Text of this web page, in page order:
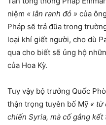
niệm « lằn ranh đỏ » của
Pháp sẽ trả đũa trong
loại khí giết người, cho dù
qua cho biết sẽ ủng hộ
của Hoa Kỳ.
Tuy vậy bộ trưởng Quốc
thận trọng tuyên bố Mỹ « từ
chiến Syria, mà cố gắng